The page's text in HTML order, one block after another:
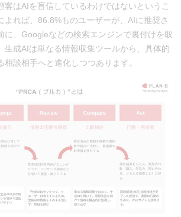
客はAIを盲信しているわけではないというこ
よれば、86.8%ものユーザーが、AIに推奨さ
に、Googleなどの検索エンジンで裏付けを取
生成AIは単なる情報収集ツールから、具体的
談相手へと進化しつつあります。